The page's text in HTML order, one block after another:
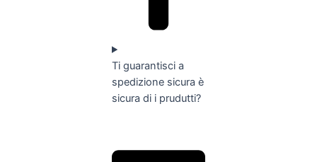
Ti guarantisci a
spedizione sicura è
sicura di i prudutti?